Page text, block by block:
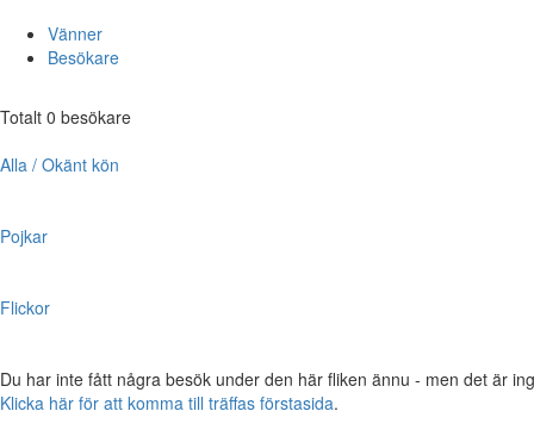
Vänner
Besökare
Totalt 0 besökare
Alla / Okänt kön
Pojkar
Flickor
Du har inte fått några besök under den här fliken ännu - men det är
Klicka här för att komma till träffas förstasida.